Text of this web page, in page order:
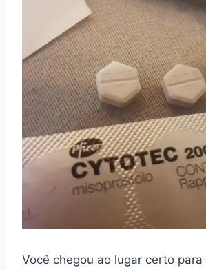
Você chegou ao lugar certo para